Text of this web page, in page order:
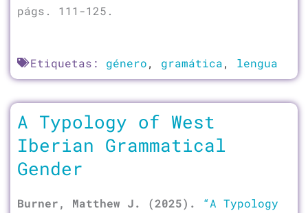
págs. 111-125.
Etiquetas: género, gramática, lengua
A Typology of West
Iberian Grammatical
Gender
Burner, Matthew J. (2025). “A Typology